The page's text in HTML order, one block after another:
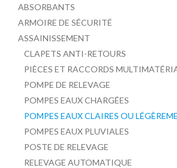
ABSORBANTS
ARMOIRE DE SÉCURITÉ
ASSAINISSEMENT
CLAPETS ANTI-RETOURS
PIÈCES ET RACCORDS
POMPE DE RELEVAGE
POMPES EAUX CHARGÉES
POMPES EAUX CLAIRES OU
POMPES EAUX PLUVIALES
POSTE DE RELEVAGE
RELEVAGE AUTOMATIQUE